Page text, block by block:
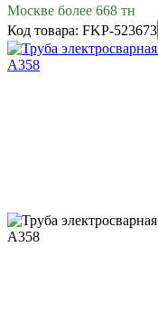
Москве более 668 тн
Код товара: FKP-523673